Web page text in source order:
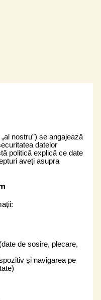
„al nostru”) se angajează
datelor
politică explică ce date
aveți asupra
de sosire, plecare,
și navigarea pe